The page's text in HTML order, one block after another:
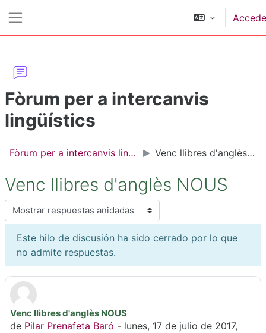
Fòrum per a intercanvis
lingüístics
Fòrum per a intercanvis lingüístics Venc llibres d'anglès NOUS
Venc llibres d'anglès NOUS
Mostrar modo
Este hilo de discusión ha sido cerrado por lo que
no admite respuestas.
Venc llibres d'anglès NOUS
de Pilar Prenafeta Baró - lunes, 17 de julio de 2017,
Número de respuestas: 0